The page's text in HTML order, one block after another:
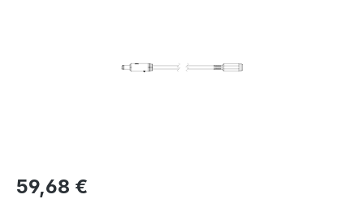
Regulärer Preis:
59,68 €